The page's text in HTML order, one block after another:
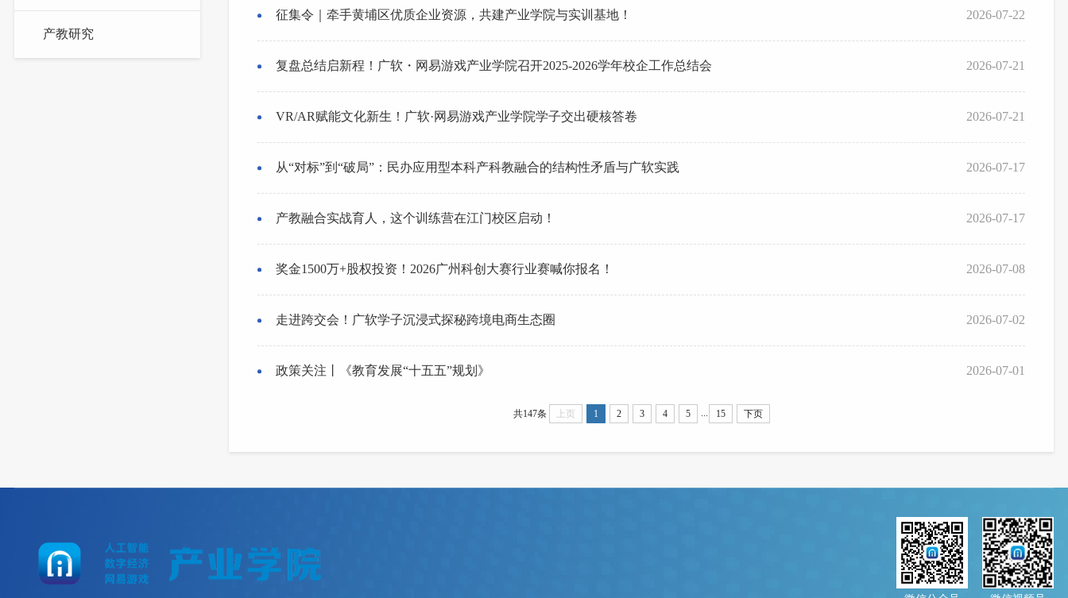
产教研究
2026-07-22
征集令｜牵手黄埔区优质企业资源，共建产业学院与实训基地！
2026-07-21
复盘总结启新程！广软・网易游戏产业学院召开2025-2026学年校企工作总结会
2026-07-21
VR/AR赋能文化新生！广软·网易游戏产业学院学子交出硬核答卷
2026-07-17
从“对标”到“破局”：民办应用型本科产科教融合的结构性矛盾与广软实践
2026-07-17
产教融合实战育人，这个训练营在江门校区启动！
2026-07-08
奖金1500万+股权投资！2026广州科创大赛行业赛喊你报名！
2026-07-02
走进跨交会！广软学子沉浸式探秘跨境电商生态圈
2026-07-01
政策关注丨《教育发展“十五五”规划》
共147条 上页 1 2 3 4 5 ... 15 下页